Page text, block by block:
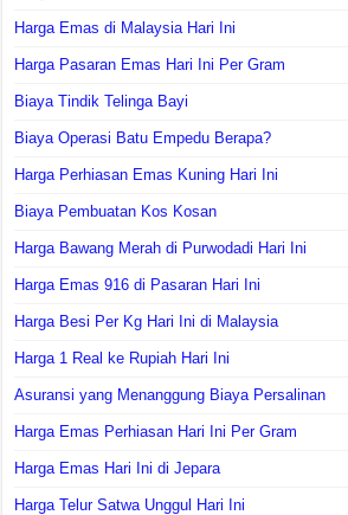
Harga Emas di Malaysia Hari Ini
Harga Pasaran Emas Hari Ini Per Gram
Biaya Tindik Telinga Bayi
Biaya Operasi Batu Empedu Berapa?
Harga Perhiasan Emas Kuning Hari Ini
Biaya Pembuatan Kos Kosan
Harga Bawang Merah di Purwodadi Hari Ini
Harga Emas 916 di Pasaran Hari Ini
Harga Besi Per Kg Hari Ini di Malaysia
Harga 1 Real ke Rupiah Hari Ini
Asuransi yang Menanggung Biaya Persalinan
Harga Emas Perhiasan Hari Ini Per Gram
Harga Emas Hari Ini di Jepara
Harga Telur Satwa Unggul Hari Ini